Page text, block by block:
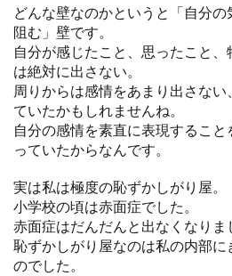
どんな壁なのかというと「自分
阻む」壁です。
自分が感じたこと、思ったこと
は絶対に出さない。
周りからは感情をあまり出さな
ていたかもしれませんね。
自分の感情を素直に表現するこ
っていたからなんです。
実は私は極度の恥ずかしがり屋。
小学校の頃は赤面症でした。
赤面症はだんだんと出なくなりま
恥ずかしがり屋なのは私の内部
のでした。